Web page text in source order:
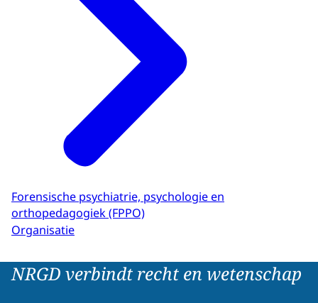
Forensische psychiatrie, psychologie en
orthopedagogiek (FPPO)
Organisatie
NRGD verbindt recht en wetenschap